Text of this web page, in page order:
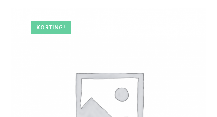
KORTING!